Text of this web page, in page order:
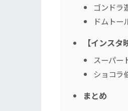
ゴンドラ
ドムトー
【インス
スーパー
ショコラ
まとめ